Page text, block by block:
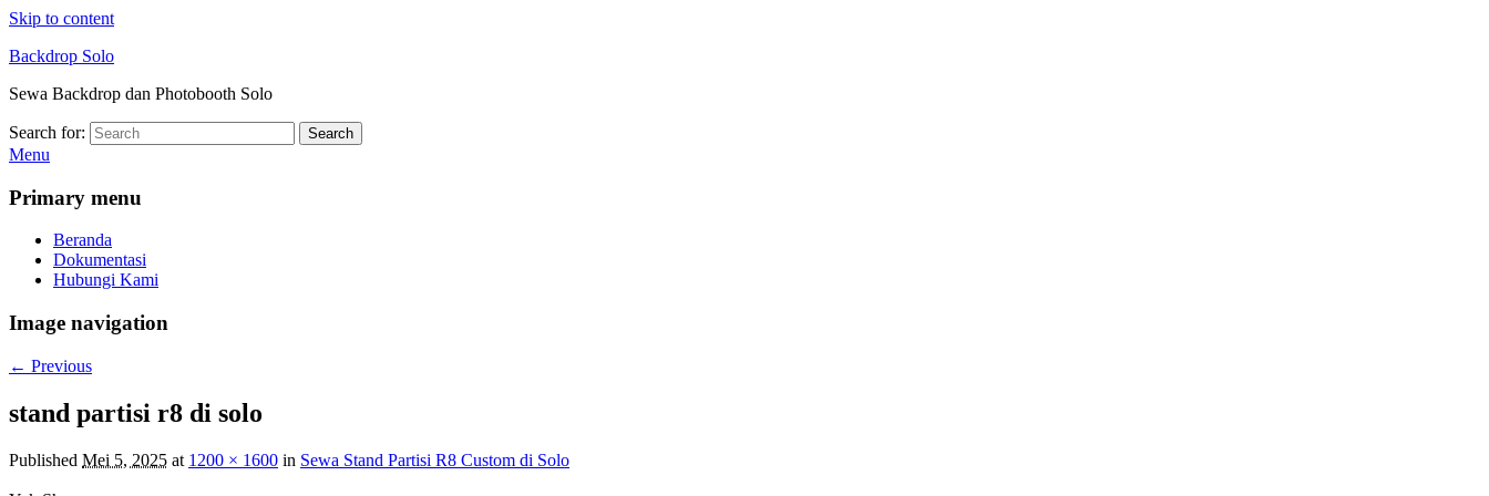
Skip to content
Backdrop Solo
Sewa Backdrop dan Photobooth Solo
Search for: Search
Menu
Primary menu
Beranda
Dokumentasi
Hubungi Kami
Image navigation
← Previous
stand partisi r8 di solo
Published Mei 5, 2025 at 1200 × 1600 in Sewa Stand Partisi R8 Custom di Solo